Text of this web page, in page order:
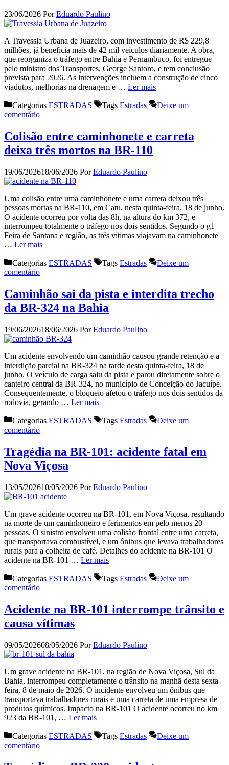
23/06/2026 PorEduardo Paulino
A Travessia Urbana de Juazeiro, com investimento de R$ 229,8
milhões, já beneficia mais de 42 mil veículos diariamente. A obra,
que reorganiza o tráfego entre Bahia e Pernambuco, foi entregue
pelo ministro dos Transportes, George Santoro, e tem conclusão
prevista para 2026. As intervenções incluem a construção de cinco
viadutos, melhorias na drenagem e … Ler mais
Categorias ESTRADAS Tags Estradas
Deixe um
comentário
Colisão entre caminhonete e carreta
deixa três mortos na BR-110
19/06/202618/06/2026 PorEduardo Paulino
Uma colisão entre uma caminhonete e uma carreta deixou três
pessoas mortas na BR-110, em Catu, nesta quinta-feira, 18 de junho.
O acidente ocorreu por volta das 8h, na altura do km 372, e
interrompeu totalmente o tráfego nos dois sentidos. Segundo o g1
Feira de Santana e região, as três vítimas viajavam na caminhonete
… Ler mais
Categorias ESTRADAS Tags Estradas
Deixe um
comentário
Caminhão sai da pista e interdita trecho
da BR-324 na Bahia
19/06/202618/06/2026 PorEduardo Paulino
Um acidente envolvendo um caminhão causou grande retenção e a
interdição parcial na BR-324 na tarde desta quinta-feira, 18 de
junho. O veículo de carga saiu da pista e parou diretamente sobre o
canteiro central da BR-324, no município de Conceição do Jacuípe.
Consequentemente, o bloqueio afetou o tráfego nos dois sentidos da
rodovia, gerando … Ler mais
Categorias ESTRADAS Tags Estradas
Deixe um
comentário
Tragédia na BR-101: acidente fatal em
Nova Viçosa
13/05/202610/05/2026 PorEduardo Paulino
Um grave acidente ocorreu na BR-101, em Nova Viçosa, resultando
na morte de um caminhoneiro e ferimentos em pelo menos 20
pessoas. O sinistro envolveu uma colisão frontal entre uma carreta,
que transportava combustível, e um ônibus que levava trabalhadores
rurais para a colheita de café. Detalhes do acidente na BR-101 O
acidente na BR-101 … Ler mais
Categorias ESTRADAS Tags Estradas
Deixe um
comentário
Acidente na BR-101 interrompe trânsito e
causa vítimas
09/05/202608/05/2026 PorEduardo Paulino
Um grave acidente na BR-101, na região de Nova Viçosa, Sul da
Bahia, interrompeu completamente o trânsito na manhã desta sexta-
feira, 8 de maio de 2026. O incidente envolveu um ônibus que
transportava trabalhadores rurais e uma carreta de uma empresa de
produtos químicos. Impacto na BR-101 O acidente ocorreu no km
923 da BR-101, … Ler mais
Categorias ESTRADAS Tags Estradas
Deixe um
comentário